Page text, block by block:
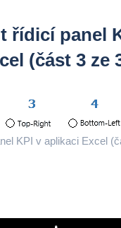
řídicí panel
(část 3 ze
KPI v aplikaci Excel